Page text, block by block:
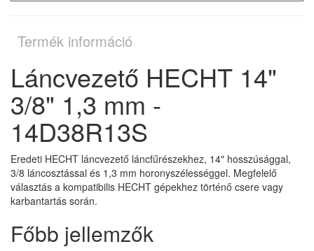
Termék információ
Láncvezető HECHT 14"
3/8" 1,3 mm -
14D38R13S
Eredeti HECHT láncvezető láncfűrészekhez, 14" hosszúsággal,
3/8 láncosztással és 1,3 mm horonyszélességgel. Megfelelő
választás a kompatibilis HECHT gépekhez történő csere vagy
karbantartás során.
Főbb jellemzők